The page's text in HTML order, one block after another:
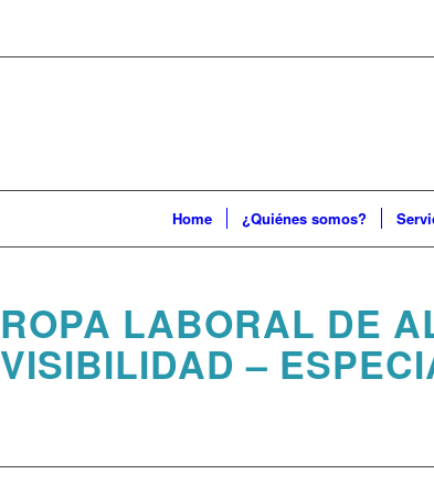
Home ¿Quiénes somos?
ROPA LABORAL DE
VISIBILIDAD –